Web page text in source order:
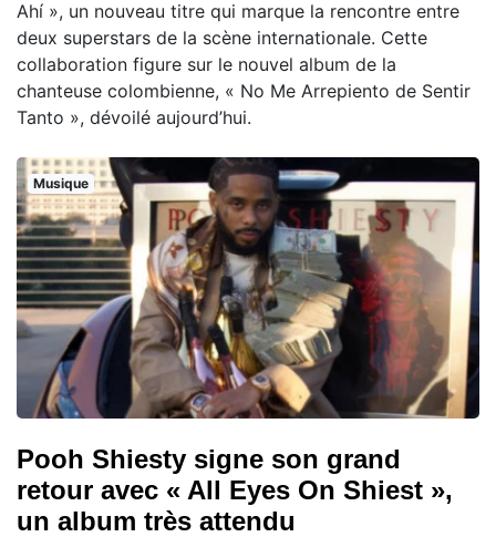
Ahí », un nouveau titre qui marque la rencontre entre
deux superstars de la scène internationale. Cette
collaboration figure sur le nouvel album de la
chanteuse colombienne, « No Me Arrepiento de Sentir
Tanto », dévoilé aujourd’hui.
Musique
Pooh Shiesty signe son grand
retour avec « All Eyes On Shiest »,
un album très attendu